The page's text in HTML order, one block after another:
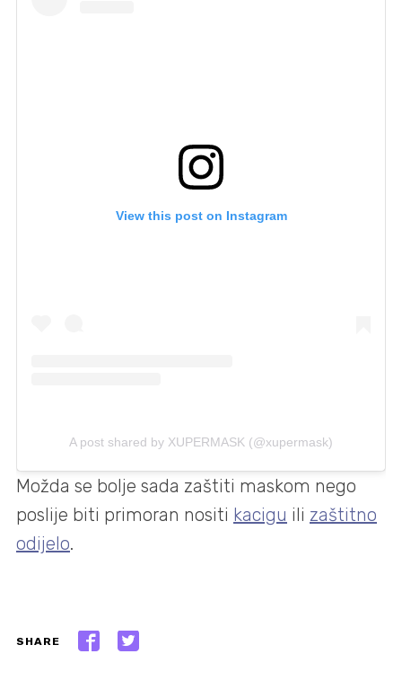
View this post on Instagram
A post shared by XUPERMASK (@xupermask)
Možda se bolje sada zaštiti maskom nego
poslije biti primoran nositi kacigu ili zaštitno
odijelo.
SHARE